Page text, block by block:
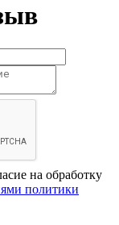
на обработку
политики